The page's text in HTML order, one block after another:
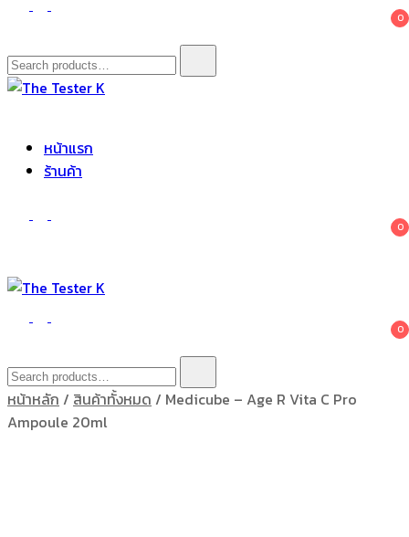
The Tester K
Korean cosmetics 0
Search
for:
หน้าแรก
ร้านค้า
0
The Tester K
Korean cosmetics 0
Search
for:
หน้าหลัก / สินค้าทั้งหมด / Medicube – Age R Vita C Pro
Ampoule 20ml